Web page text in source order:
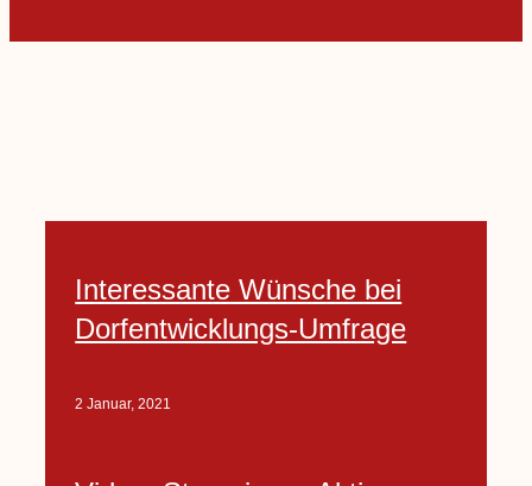
Interessante Wünsche bei
Dorfentwicklungs-Umfrage
2 Januar, 2021